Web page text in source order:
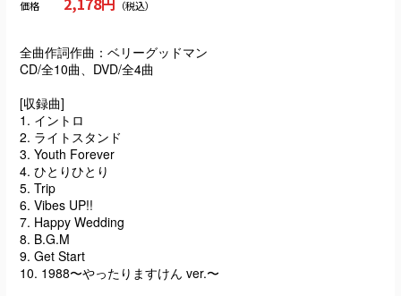
価格 （税込）
全曲作詞作曲：ベリーグッドマン
CD/全10曲、DVD/全4曲
[収録曲]
1. イントロ
2. ライトスタンド
3. Youth Forever
4. ひとりひとり
5. Trip
6. Vibes UP!!
7. Happy Wedding
8. B.G.M
9. Get Start
10. 1988〜やったりますけん ver.〜